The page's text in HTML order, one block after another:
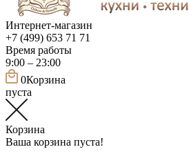
Интернет-магазин
+7 (499) 653 71 71
Время работы
9:00 – 23:00
0Корзина
пуста
Корзина
Ваша корзина пуста!